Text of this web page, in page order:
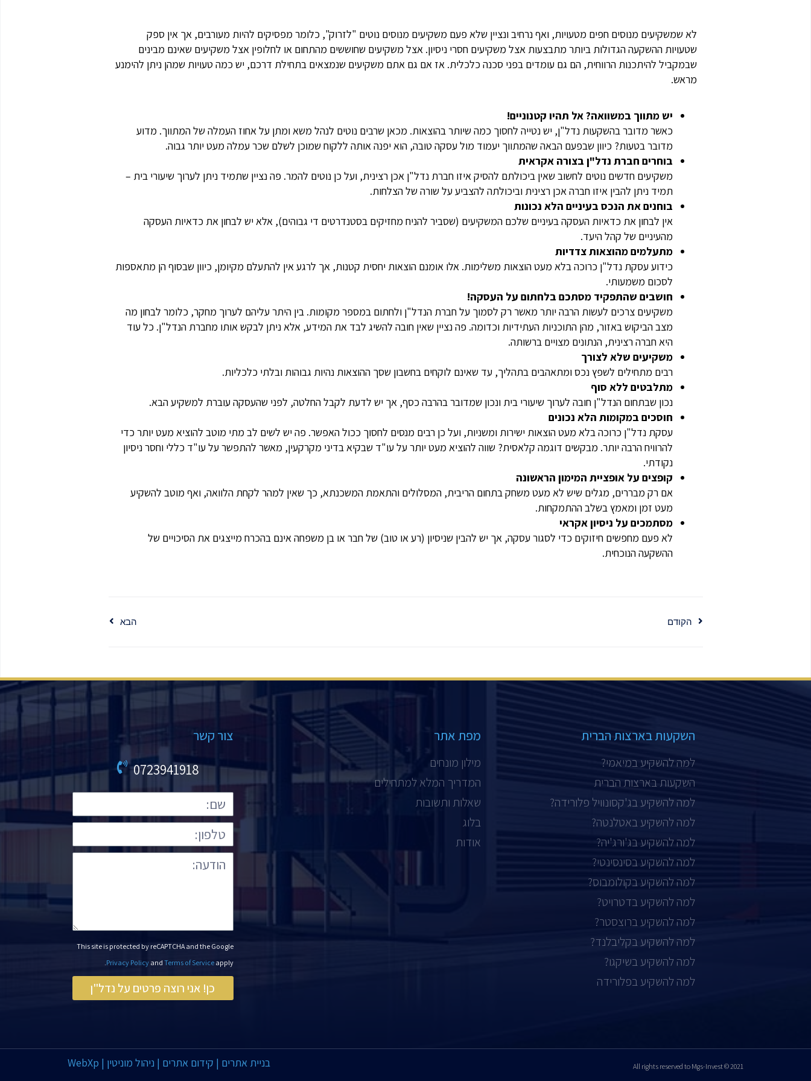
לא שמשקיעים מנוסים חפים מטעויות, ואף נרחיב ונציין שלא פעם משקיעים מנוסים נוטים "לזרוק", כלומר מפסיקים להיות מעורבים, אך אין ספק
שטעויות ההשקעה הגדולות ביותר מתבצעות אצל משקיעים חסרי ניסיון. אצל משקיעים שחוששים מהתחום או לחלופין אצל משקיעים שאינם מבינים
שבמקביל להיתכנות הרווחית, הם גם עומדים בפני סכנה כלכלית. אז אם גם אתם משקיעים שנמצאים בתחילת דרכם, יש כמה טעויות שמהן ניתן להימנע
מראש.
יש מתווך במשוואה? אל תהיו קטנוניים!
כאשר מדובר בהשקעות נדל"ן, יש נטייה לחסוך כמה שיותר בהוצאות. מכאן שרבים נוטים לנהל משא ומתן על אחוז העמלה של המתווך. מדוע
מדובר בטעות? כיוון שבפעם הבאה שהמתווך יעמוד מול עסקה טובה, הוא יפנה אותה ללקוח שמוכן לשלם שכר עמלה מעט יותר גבוה.
בוחרים חברת נדל"ן בצורה אקראית
משקיעים חדשים נוטים לחשוב שאין ביכולתם להסיק איזו חברת נדל"ן אכן רצינית, ועל כן נוטים להמר. פה נציין שתמיד ניתן לערוך שיעורי בית –
תמיד ניתן להבין איזו חברה אכן רצינית וביכולתה להצביע על שורה של הצלחות.
בוחנים את הנכס בעיניים הלא נכונות
אין לבחון את כדאיות העסקה בעיניים שלכם המשקיעים (שסביר להניח מחזיקים בסטנדרטים די גבוהים), אלא יש לבחון את כדאיות העסקה
מהעיניים של קהל היעד.
מתעלמים מהוצאות צדדיות
כידוע עסקת נדל"ן כרוכה בלא מעט הוצאות משלימות. אלו אומנם הוצאות יחסית קטנות, אך לרגע אין להתעלם מקיומן, כיוון שבסוף הן מתאספות
לסכום משמעותי.
חושבים שהתפקיד מסתכם בלחתום על העסקה!
משקיעים צרכים לעשות הרבה יותר מאשר רק לסמוך על חברת הנדל"ן ולחתום במספר מקומות. בין היתר עליהם לערוך מחקר, כלומר לבחון מה
מצב הביקוש באזור, מהן התוכניות העתידיות וכדומה. פה נציין שאין חובה להשיג לבד את המידע, אלא ניתן לבקש אותו מחברת הנדל"ן. כל עוד
היא חברה רצינית, הנתונים מצויים ברשותה.
משקיעים שלא לצורך
רבים מתחילים לשפץ נכס ומתאהבים בתהליך, עד שאינם לוקחים בחשבון שסך ההוצאות נהיות גבוהות ובלתי כלכליות.
מתלבטים ללא סוף
נכון שבתחום הנדל"ן חובה לערוך שיעורי בית ונכון שמדובר בהרבה כסף, אך יש לדעת לקבל החלטה, לפני שהעסקה עוברת למשקיע הבא.
חוסכים במקומות הלא נכונים
עסקת נדל"ן כרוכה בלא מעט הוצאות ישירות ומשניות, ועל כן רבים מנסים לחסוך ככול האפשר. פה יש לשים לב מתי מוטב להוציא מעט יותר כדי
להרוויח הרבה יותר. מבקשים דוגמה קלאסית? שווה להוציא מעט יותר על עו"ד שבקיא בדיני מקרקעין, מאשר להתפשר על עו"ד כללי וחסר ניסיון
נקודתי.
קופצים על אופציית המימון הראשונה
אם רק מבררים, מגלים שיש לא מעט משחק בתחום הריבית, המסלולים והתאמת המשכנתא, כך שאין למהר לקחת הלוואה, ואף מוטב להשקיע
מעט זמן ומאמץ בשלב ההתמקחות.
מסתמכים על ניסיון אקראי
לא פעם מחפשים חיזוקים כדי לסגור עסקה, אך יש להבין שניסיון (רע או טוב) של חבר או בן משפחה אינם בהכרח מייצגים את הסיכויים של
ההשקעה הנוכחית.
הקודם הבא
השקעות בארצות הברית
למה להשקיע במיאמי?
השקעות בארצות הברית
למה להשקיע בג'קסונוויל פלורידה?
למה להשקיע באטלנטה?
למה להשקיע בג'ורג'יה?
למה להשקיע בסינסינטי?
למה להשקיע בקולומבוס?
למה להשקיע בדטרויט?
למה להשקיע ברוצסטר?
למה להשקיע בקליבלנד?
למה להשקיע בשיקגו?
למה להשקיע בפלורידה
מפת אתר
מילון מונחים
המדריך המלא למתחילים
שאלות ותשובות
בלוג
אודות
צור קשר
0723941918
This site is protected by reCAPTCHA and the Google
Privacy Policyand Terms of Serviceapply.
כן! אני רוצה פרטים על נדל"ן
2021 © All rights reserved to Mgs-Invest בניית אתרים | קידום אתרים | ניהול מוניטין | WebXp